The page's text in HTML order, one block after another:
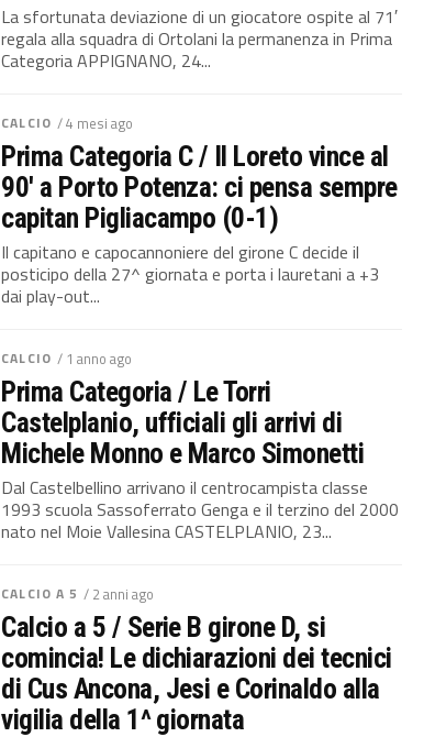
La sfortunata deviazione di un giocatore ospite al 71′
regala alla squadra di Ortolani la permanenza in Prima
Categoria APPIGNANO, 24...
CALCIO / 4 mesi ago
Prima Categoria C / Il Loreto vince al
90′ a Porto Potenza: ci pensa sempre
capitan Pigliacampo (0-1)
Il capitano e capocannoniere del girone C decide il
posticipo della 27^ giornata e porta i lauretani a +3
dai play-out...
CALCIO / 1 anno ago
Prima Categoria / Le Torri
Castelplanio, ufficiali gli arrivi di
Michele Monno e Marco Simonetti
Dal Castelbellino arrivano il centrocampista classe
1993 scuola Sassoferrato Genga e il terzino del 2000
nato nel Moie Vallesina CASTELPLANIO, 23...
CALCIO A 5 / 2 anni ago
Calcio a 5 / Serie B girone D, si
comincia! Le dichiarazioni dei tecnici
di Cus Ancona, Jesi e Corinaldo alla
vigilia della 1^ giornata